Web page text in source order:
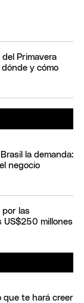
del Primavera
y cómo
la demanda:
negocio
por las
US$250 millones
que te hará creer